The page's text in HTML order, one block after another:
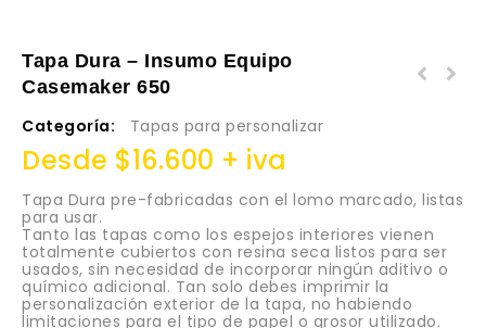
Tapa Dura – Insumo Equipo
Casemaker 650
Categoría: Tapas para personalizar
Desde $16.600 + iva
Tapa Dura pre-fabricadas con el lomo marcado, listas
para usar.
Tanto las tapas como los espejos interiores vienen
totalmente cubiertos con resina seca listos para ser
usados, sin necesidad de incorporar ningún aditivo o
químico adicional. Tan solo debes imprimir la
personalización exterior de la tapa, no habiendo
limitaciones para el tipo de papel o grosor utilizado.